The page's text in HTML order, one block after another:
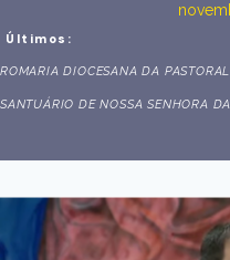
Últimos:
ROMARIA DIOCESANA DA
SANTUÁRIO DE NOSSA SENHORA